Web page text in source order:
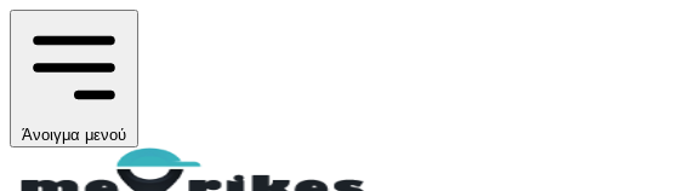
Άνοιγμα μενού